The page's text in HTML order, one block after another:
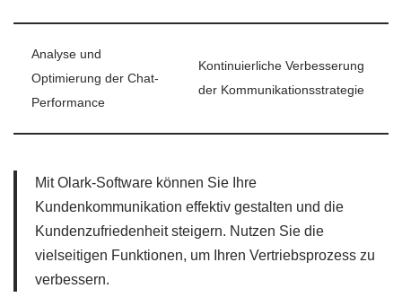
Analyse und
Optimierung der Chat-
Performance
Kontinuierliche Verbesserung
der Kommunikationsstrategie
Mit Olark-Software können Sie Ihre
Kundenkommunikation effektiv gestalten und die
Kundenzufriedenheit steigern. Nutzen Sie die
vielseitigen Funktionen, um Ihren Vertriebsprozess zu
verbessern.